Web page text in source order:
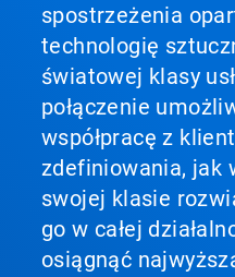
spostrzeżenia
technologię
światowej klasy
połączenie
współpracę z
zdefiniowania, jak
swojej klasie
go w całej
osiągnąć